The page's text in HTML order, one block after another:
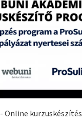
Online kurzuskészítés